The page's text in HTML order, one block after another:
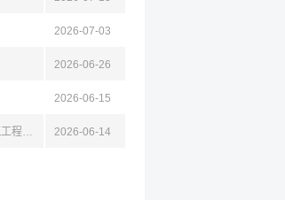
2026-07-03
2026-06-26
2026-06-15
青岛黄海学院建筑工程学院 2026-06-14